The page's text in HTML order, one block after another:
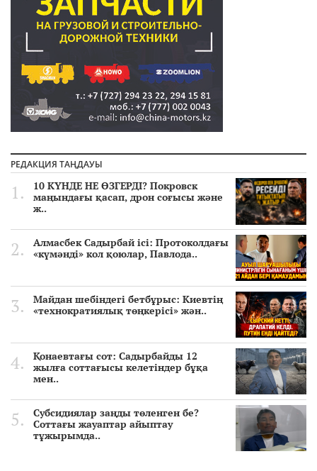
РЕДАКЦИЯ ТАҢДАУЫ
10 КҮНДЕ НЕ ӨЗГЕРДІ? Покровск
маңындағы қасап, дрон соғысы және
ж..
Алмасбек Садырбай ісі: Протоколдағы
«күмәнді» кол қоюлар, Павлода..
Майдан шебіндегі бетбұрыс: Киевтің
«технократиялық төңкерісі» жән..
Қонаевтағы сот: Садырбайды 12
жылға соттағысы келетіндер бұқа
мен..
Субсидиялар заңды төленген бе?
Соттағы жауаптар айыптау
тұжырымда..